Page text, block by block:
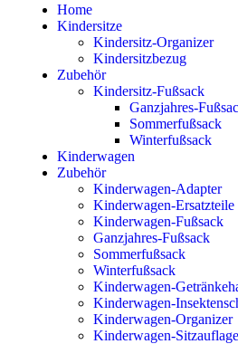
Home
Kindersitze
Kindersitz-Organizer
Kindersitzbezug
Zubehör
Kindersitz-Fußsack
Ganzjahres-
Sommerfußsack
Winterfußsack
Kinderwagen
Zubehör
Kinderwagen-Adapter
Kinderwagen-Ersatzteile
Kinderwagen-Fußsack
Ganzjahres-Fußsack
Sommerfußsack
Winterfußsack
Kinderwagen-
Kinderwagen-
Kinderwagen-Organizer
Kinderwagen-Sitzauflage